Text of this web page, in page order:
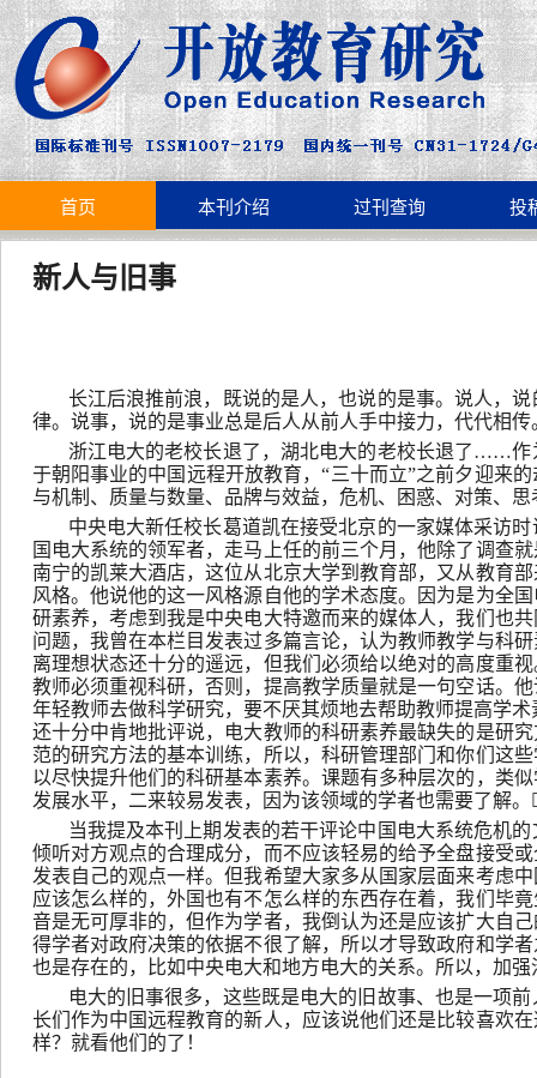
首页 本刊介绍 过刊查询 投
新人与旧事
长江后浪推前浪，既说的是人，也说的是事。说人，
律。说事，说的是事业总是后人从前人手中接力，代代相传
浙江电大的老校长退了，湖北电大的老校长退了……
于朝阳事业的中国远程开放教育，“三十而立”之前夕迎
与机制、质量与数量、品牌与效益，危机、困惑、对策、
中央电大新任校长葛道凯在接受北京的一家媒体采访
国电大系统的领军者，走马上任的前三个月，他除了调查
南宁的凯莱大酒店，这位从北京大学到教育部，又从教育
风格。他说他的这一风格源自他的学术态度。因为是为全
研素养，考虑到我是中央电大特邀而来的媒体人，我们也
问题，我曾在本栏目发表过多篇言论，认为教师教学与科
离理想状态还十分的遥远，但我们必须给以绝对的高度重
教师必须重视科研，否则，提高教学质量就是一句空话。
年轻教师去做科学研究，要不厌其烦地去帮助教师提高学
还十分中肯地批评说，电大教师的科研素养最缺失的是研
范的研究方法的基本训练，所以，科研管理部门和你们这
以尽快提升他们的科研基本素养。课题有多种层次的，类
发展水平，二来较易发表，因为该领域的学者也需要了解。
当我提及本刊上期发表的若干评论中国电大系统危机
倾听对方观点的合理成分，而不应该轻易的给予全盘接受
发表自己的观点一样。但我希望大家多从国家层面来考虑
应该怎么样的，外国也有不怎么样的东西存在着，我们毕
音是无可厚非的，但作为学者，我倒认为还是应该扩大自
得学者对政府决策的依据不很了解，所以才导致政府和学
也是存在的，比如中央电大和地方电大的关系。所以，加
电大的旧事很多，这些既是电大的旧故事、也是一项
长们作为中国远程教育的新人，应该说他们还是比较喜欢
样？就看他们的了！